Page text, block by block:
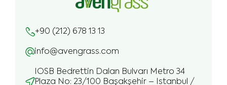
+90 (212) 678 13 13
info@avengrass.com
IOSB Bedrettin Dalan Bulvarı Metro 34
Plaza No: 23/100 Başakşehir – Istanbul /